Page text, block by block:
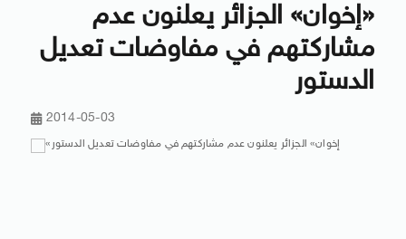
«إخوان» الجزائر يعلنون عدم
مشاركتهم في مفاوضات تعديل
الدستور
2014-05-03